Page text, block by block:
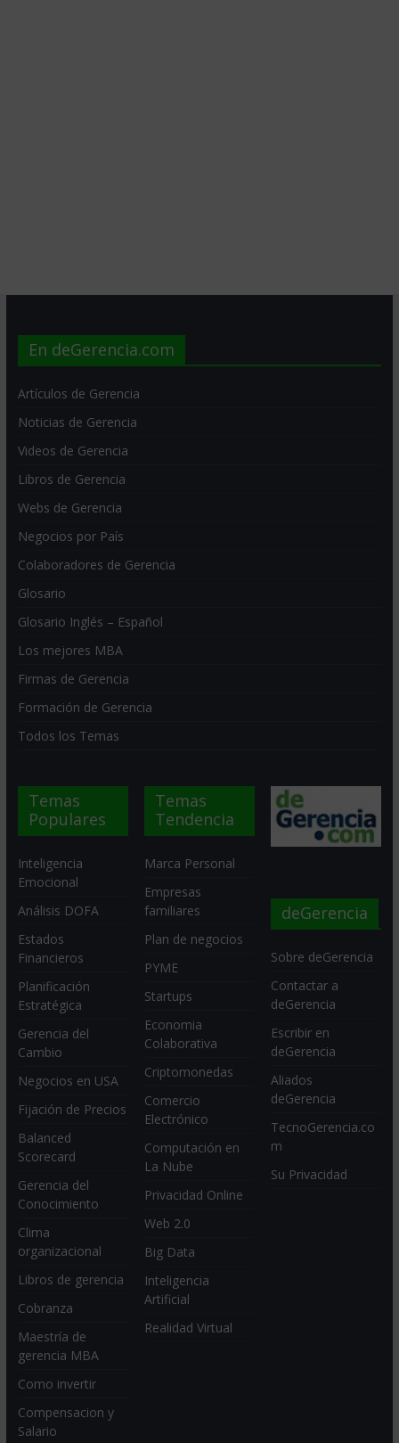
En deGerencia.com
Artículos de Gerencia
Noticias de Gerencia
Videos de Gerencia
Libros de Gerencia
Webs de Gerencia
Negocios por País
Colaboradores de Gerencia
Glosario
Glosario Inglés – Español
Los mejores MBA
Firmas de Gerencia
Formación de Gerencia
Todos los Temas
Temas
Populares
Inteligencia
Emocional
Análisis DOFA
Estados
Financieros
Planificación
Estratégica
Gerencia del
Cambio
Negocios en USA
Fijación de Precios
Balanced
Scorecard
Gerencia del
Conocimiento
Clima
organizacional
Libros de gerencia
Cobranza
Maestría de
gerencia MBA
Como invertir
Compensacion y
Salario
Temas
Tendencia
Marca Personal
Empresas
familiares
Plan de negocios
PYME
Startups
Economia
Colaborativa
Criptomonedas
Comercio
Electrónico
Computación en
La Nube
Privacidad Online
Web 2.0
Big Data
Inteligencia
Artificial
Realidad Virtual
deGerencia
Sobre deGerencia
Contactar a
deGerencia
Escribir en
deGerencia
Aliados
deGerencia
TecnoGerencia.co
m
Su Privacidad